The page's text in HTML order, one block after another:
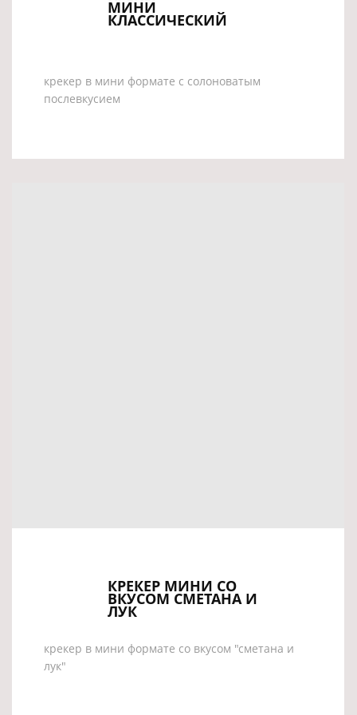
МИНИ
КЛАССИЧЕСКИЙ
крекер в мини формате с солоноватым
послевкусием
КРЕКЕР МИНИ СО
ВКУСОМ СМЕТАНА И
ЛУК
крекер в мини формате со вкусом "сметана и
лук"